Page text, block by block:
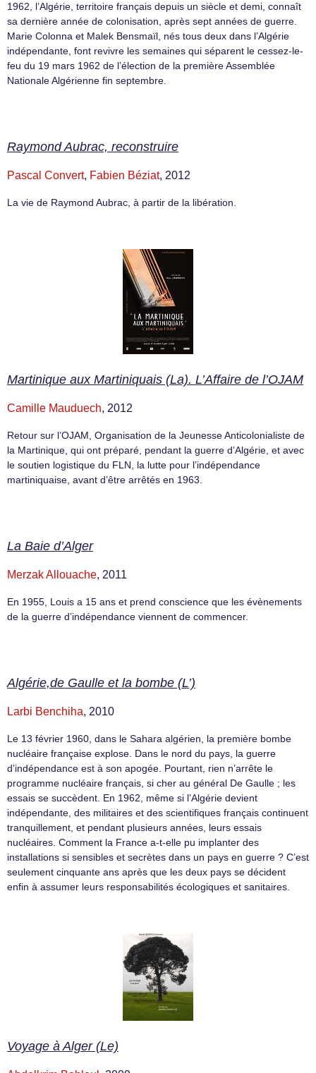
1962, l’Algérie, territoire français depuis un siècle et demi, connaît
sa dernière année de colonisation, après sept années de guerre.
Marie Colonna et Malek Bensmaïl, nés tous deux dans l’Algérie
indépendante, font revivre les semaines qui séparent le cessez-le-
feu du 19 mars 1962 de l’élection de la première Assemblée
Nationale Algérienne fin septembre.
Raymond Aubrac, reconstruire
Pascal Convert, Fabien Béziat, 2012
La vie de Raymond Aubrac, à partir de la libération.
Martinique aux Martiniquais (La). L’Affaire de l’OJAM
Camille Mauduech, 2012
Retour sur l’OJAM, Organisation de la Jeunesse Anticolonialiste de
la Martinique, qui ont préparé, pendant la guerre d’Algérie, et avec
le soutien logistique du FLN, la lutte pour l’indépendance
martiniquaise, avant d’être arrêtés en 1963.
La Baie d’Alger
Merzak Allouache, 2011
En 1955, Louis a 15 ans et prend conscience que les évènements
de la guerre d’indépendance viennent de commencer.
Algérie,de Gaulle et la bombe (L’)
Larbi Benchiha, 2010
Le 13 février 1960, dans le Sahara algérien, la première bombe
nucléaire française explose. Dans le nord du pays, la guerre
d’indépendance est à son apogée. Pourtant, rien n’arrête le
programme nucléaire français, si cher au général De Gaulle ; les
essais se succèdent. En 1962, même si l’Algérie devient
indépendante, des militaires et des scientifiques français continuent
tranquillement, et pendant plusieurs années, leurs essais
nucléaires. Comment la France a-t-elle pu implanter des
installations si sensibles et secrètes dans un pays en guerre ? C’est
seulement cinquante ans après que les deux pays se décident
enfin à assumer leurs responsabilités écologiques et sanitaires.
Voyage à Alger (Le)